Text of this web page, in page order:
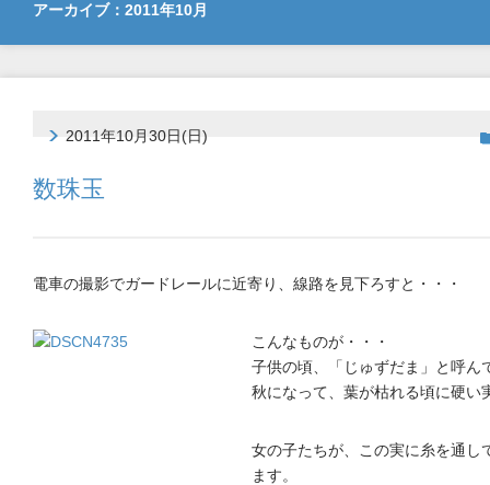
アーカイブ：2011年10月
2011年10月30日(日)
数珠玉
電車の撮影でガードレールに近寄り、線路を見下ろすと・・・
こんなものが・・・
子供の頃、「じゅずだま」と呼ん
秋になって、葉が枯れる頃に硬い
女の子たちが、この実に糸を通し
ます。